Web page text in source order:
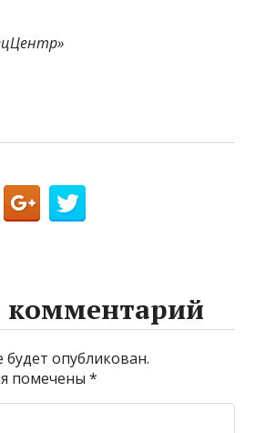
комментарий
опубликован.
помечены*